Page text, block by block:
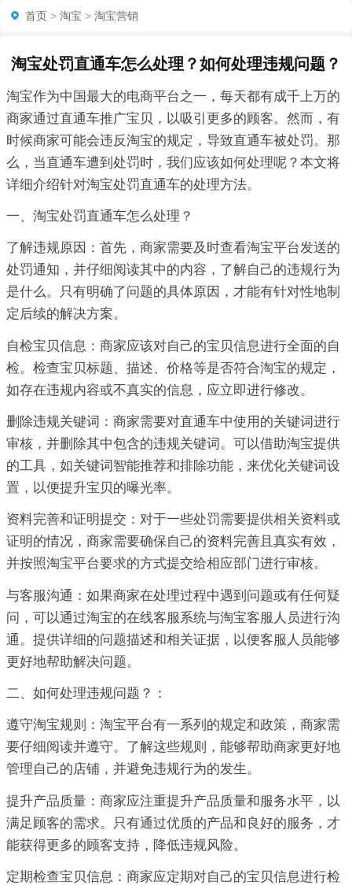
首页 > 淘宝 > 淘宝营销
淘宝处罚直通车怎么处理？如何处理违规问题？
淘宝作为中国最大的电商平台之一，每天都有成千上万的
商家通过直通车推广宝贝，以吸引更多的顾客。然而，有
时候商家可能会违反淘宝的规定，导致直通车被处罚。那
么，当直通车遭到处罚时，我们应该如何处理呢？本文将
详细介绍针对淘宝处罚直通车的处理方法。
一、淘宝处罚直通车怎么处理？
了解违规原因：首先，商家需要及时查看淘宝平台发送的
处罚通知，并仔细阅读其中的内容，了解自己的违规行为
是什么。只有明确了问题的具体原因，才能有针对性地制
定后续的解决方案。
自检宝贝信息：商家应该对自己的宝贝信息进行全面的自
检。检查宝贝标题、描述、价格等是否符合淘宝的规定，
如存在违规内容或不真实的信息，应立即进行修改。
删除违规关键词：商家需要对直通车中使用的关键词进行
审核，并删除其中包含的违规关键词。可以借助淘宝提供
的工具，如关键词智能推荐和排除功能，来优化关键词设
置，以便提升宝贝的曝光率。
资料完善和证明提交：对于一些处罚需要提供相关资料或
证明的情况，商家需要确保自己的资料完善且真实有效，
并按照淘宝平台要求的方式提交给相应部门进行审核。
与客服沟通：如果商家在处理过程中遇到问题或有任何疑
问，可以通过淘宝的在线客服系统与淘宝客服人员进行沟
通。提供详细的问题描述和相关证据，以便客服人员能够
更好地帮助解决问题。
二、如何处理违规问题？：
遵守淘宝规则：淘宝平台有一系列的规定和政策，商家需
要仔细阅读并遵守。了解这些规则，能够帮助商家更好地
管理自己的店铺，并避免违规行为的发生。
提升产品质量：商家应注重提升产品质量和服务水平，以
满足顾客的需求。只有通过优质的产品和良好的服务，才
能获得更多的顾客支持，降低违规风险。
定期检查宝贝信息：商家应定期对自己的宝贝信息进行检